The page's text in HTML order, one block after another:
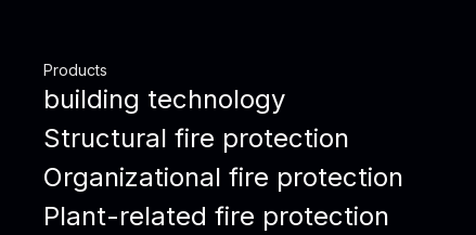
Products
building technology
Structural fire protection
Organizational fire protection
Plant-related fire protection